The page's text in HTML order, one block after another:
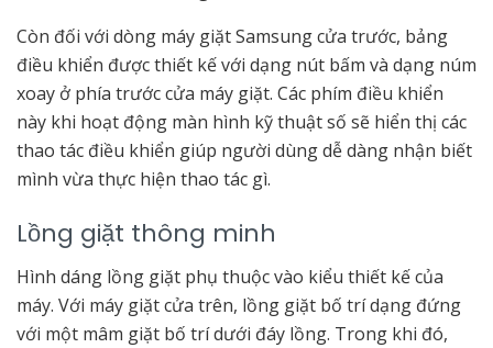
Còn đối với dòng máy giặt Samsung cửa trước, bảng
điều khiển được thiết kế với dạng nút bấm và dạng núm
xoay ở phía trước cửa máy giặt. Các phím điều khiển
này khi hoạt động màn hình kỹ thuật số sẽ hiển thị các
thao tác điều khiển giúp người dùng dễ dàng nhận biết
mình vừa thực hiện thao tác gì.
Lồng giặt thông minh
Hình dáng lồng giặt phụ thuộc vào kiểu thiết kế của
máy. Với máy giặt cửa trên, lồng giặt bố trí dạng đứng
với một mâm giặt bố trí dưới đáy lồng. Trong khi đó,